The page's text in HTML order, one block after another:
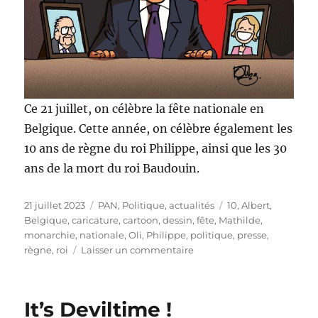
Ce 21 juillet, on célèbre la fête nationale en
Belgique. Cette année, on célèbre également les
10 ans de règne du roi Philippe, ainsi que les 30
ans de la mort du roi Baudouin.
Publié
le
21 juillet 2023 Catégories
PAN, Politique, actualités Étiquettes
10,Albert,
Belgique,caricature,cartoon,dessin,fête, Mathilde,
monarchie, nationale,Oli, Philippe, politique, presse,
règne, roi Laisser un commentairesur
It’s Deviltime !